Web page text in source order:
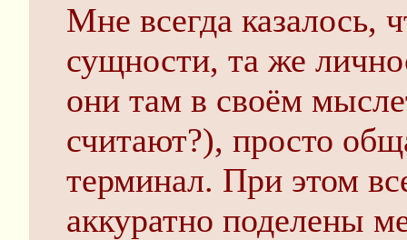
Мне всегда казалось,
сущности, та же
они там в своём
считают?), просто
терминал. При этом
аккуратно поделены